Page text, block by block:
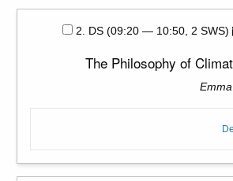
2. DS (09:20 — 10:50, 2 SWS)
The Philosophy of